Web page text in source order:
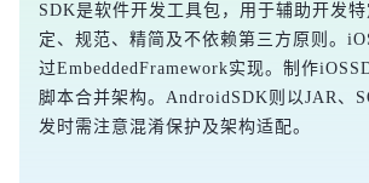
SDK是软件开发工具包，用于辅助开发
定、规范、精简及不依赖第三方原则。
过EmbeddedFramework实现。制作
脚本合并架构。AndroidSDK则以JAR、
发时需注意混淆保护及架构适配。